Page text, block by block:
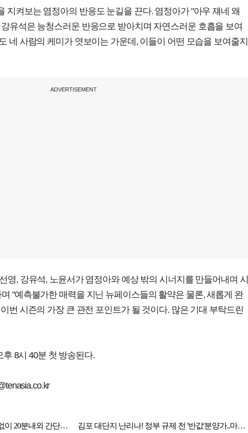
지켜보는 염정아의 반응도 눈길을 끈다. 염정아가 "아우 쟤네 왜
유석은 능청스러운 반응으로 받아치며 자연스러운 호흡을 보여
네 사람의 케미가 엿보이는 가운데, 이들이 어떤 모습을 보여줄지
ADVERTISEMENT
영, 강유석, 노윤서가 염정아와 예상 밖의 시너지를 만들어내며 시
"예측불가한 매력을 지닌 뉴페이스들의 활약은 물론, 새롭게 완
번 시즌의 가장 큰 관전 포인트가 될 것이다. 많은 기대 부탁드린
8시 40분 첫 방송된다.